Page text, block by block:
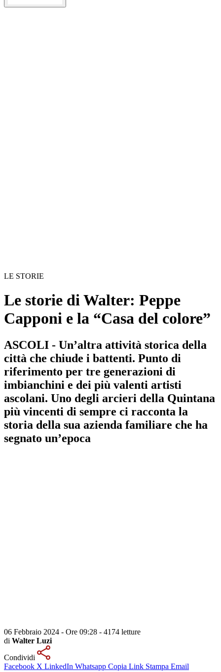
LE STORIE
Le storie di Walter: Peppe
Capponi e la “Casa del colore”
ASCOLI - Un’altra attività storica della
città che chiude i battenti. Punto di
riferimento per tre generazioni di
imbianchini e dei più valenti artisti
ascolani. Uno degli arcieri della Quintana
più vincenti di sempre ci racconta la
storia della sua azienda familiare che ha
segnato un’epoca
06 Febbraio 2024 - Ore 09:28 - 4174 letture
di Walter Luzi
Condividi
Facebook X LinkedIn Whatsapp Copia Link Stampa Email